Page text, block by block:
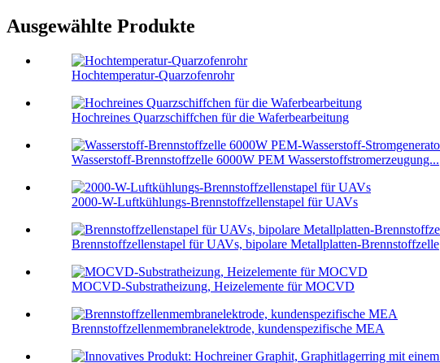
Ausgewählte Produkte
Hochtemperatur-Quarzofenrohr
Hochreines Quarzschiffchen für die Waferbearbeitung
Wasserstoff-Brennstoffzelle 6000W PEM Wasserstoffstromerzeugung...
2000-W-Luftkühlungs-Brennstoffzellenstapel für UAVs
Brennstoffzellenstapel für UAVs, bipolare Metallplatten-Brennstoffzelle
MOCVD-Substratheizung, Heizelemente für MOCVD
Brennstoffzellenmembranelektrode, kundenspezifische MEA